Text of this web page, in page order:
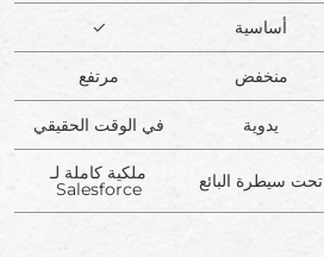
أساسية ✓
منخفض مرتفع
يدوية في الوقت الحقيقي
تحت سيطرة البائع ملكية كاملة لـ
Salesforce